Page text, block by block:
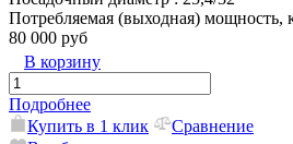
Потребляемая (выходная) мощность,
80 000 руб
В корзину
Подробнее
Купить в 1 клик
Сравнение